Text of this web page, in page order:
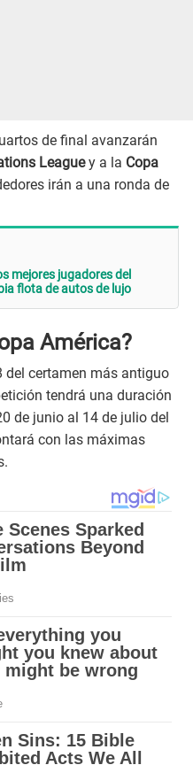
de final avanzarán
Leaguey a la Copa
irán a una ronda de
mejores jugadores del
flota de autos de lujo
América?
del certamen más antiguo
tendrá una duración
de junio al 14 de julio del
con las máximas